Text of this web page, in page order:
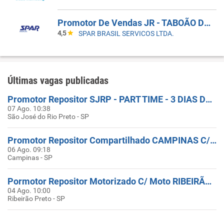
Promotor De Vendas JR - TABOÃO DA SERRA - COBERTURA DE FERIAS
4,5 SPAR BRASIL SERVICOS LTDA.
Últimas vagas publicadas
Promotor Repositor SJRP - PART TIME - 3 DIAS DA SEMANA - COM MOTO
07 Ago. 10:38
São José do Rio Preto - SP
Promotor Repositor Compartilhado CAMPINAS C/ Moto
06 Ago. 09:18
Campinas - SP
Pormotor Repositor Motorizado C/ Moto RIBEIRÃO PRETO SP
04 Ago. 10:00
Ribeirão Preto - SP